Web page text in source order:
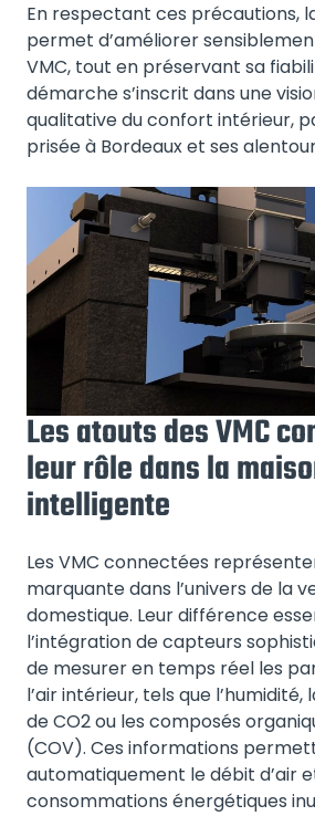
En respectant ces précautions,
permet d’améliorer
VMC, tout en préservant sa
démarche s’inscrit dans une
qualitative du confort intérieur,
prisée à Bordeaux et ses
Les atouts des VMC
leur rôle dans la
intelligente
Les VMC connectées
marquante dans l’univers de la
domestique. Leur différence
l’intégration de capteurs
de mesurer en temps réel les
l’air intérieur, tels que
de CO2 ou les composés
(COV). Ces informations
automatiquement le débit d’air
consommations énergétiques